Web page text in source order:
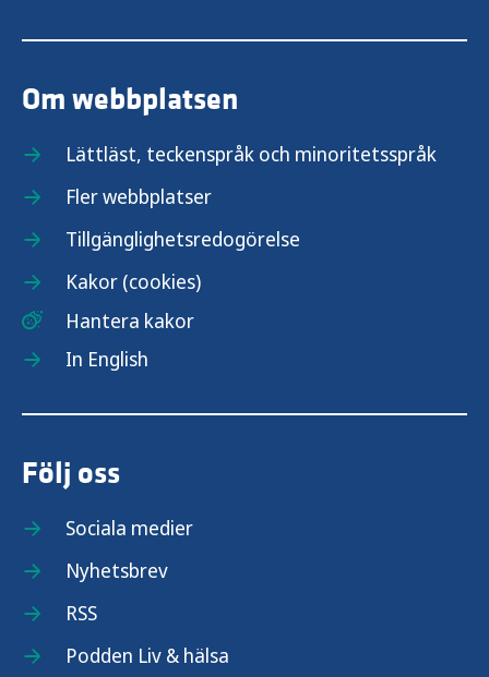
Om webbplatsen
Lättläst, teckenspråk och minoritetsspråk
Fler webbplatser
Tillgänglighetsredogörelse
Kakor (cookies)
Hantera kakor
In English
Följ oss
Sociala medier
Nyhetsbrev
RSS
Podden Liv & hälsa